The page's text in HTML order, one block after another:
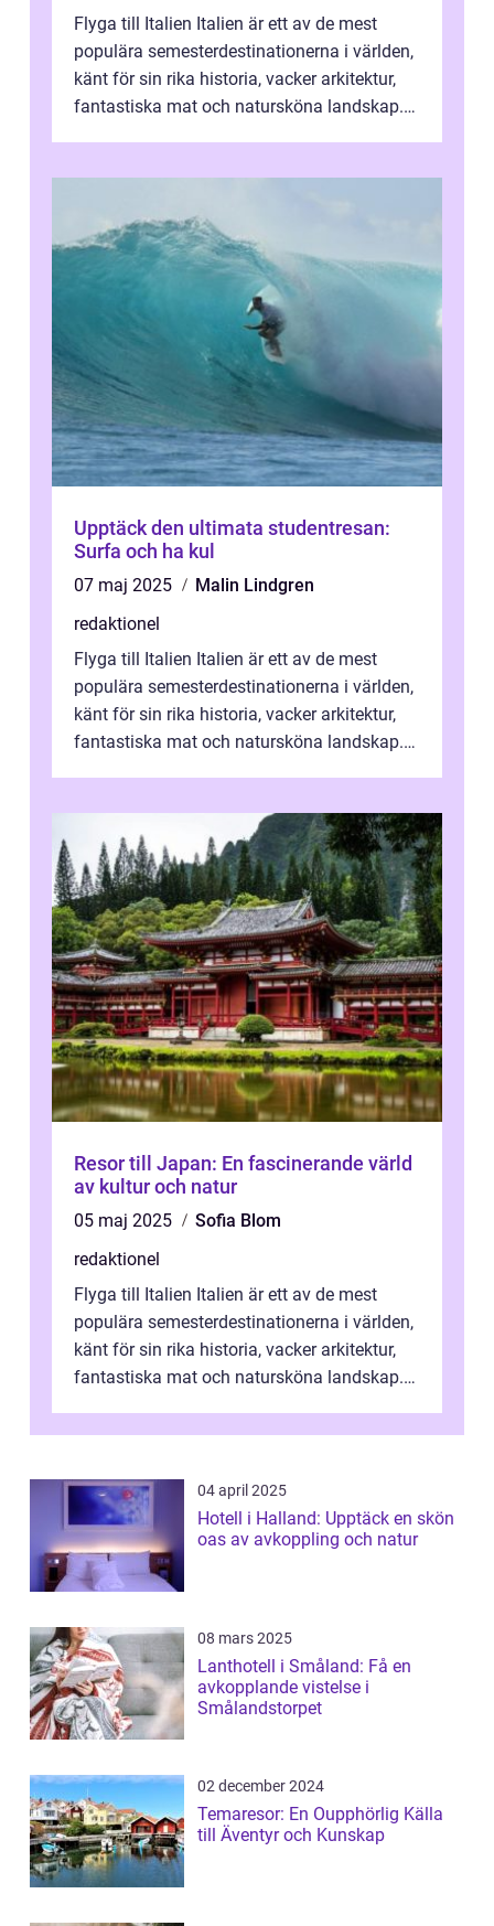
Flyga till Italien Italien är ett av de mest
populära semesterdestinationerna i världen,
känt för sin rika historia, vacker arkitektur,
fantastiska mat och natursköna landskap.
Upptäck den ultimata studentresan:
Surfa och ha kul
07 maj 2025
Malin Lindgren
redaktionel
Flyga till Italien Italien är ett av de mest
populära semesterdestinationerna i världen,
känt för sin rika historia, vacker arkitektur,
fantastiska mat och natursköna landskap.
Resor till Japan: En fascinerande värld
av kultur och natur
05 maj 2025
Sofia Blom
redaktionel
Flyga till Italien Italien är ett av de mest
populära semesterdestinationerna i världen,
känt för sin rika historia, vacker arkitektur,
fantastiska mat och natursköna landskap.
04 april 2025
Hotell i Halland: Upptäck en skön
oas av avkoppling och natur
08 mars 2025
Lanthotell i Småland: Få en
avkopplande vistelse i
Smålandstorpet
02 december 2024
Temaresor: En Oupphörlig Källa
till Äventyr och Kunskap